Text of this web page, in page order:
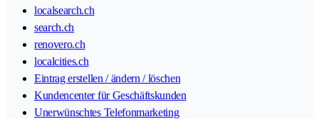
localsearch.ch
search.ch
renovero.ch
localcities.ch
Eintrag erstellen / ändern / löschen
Kundencenter für Geschäftskunden
Unerwünschtes Telefonmarketing